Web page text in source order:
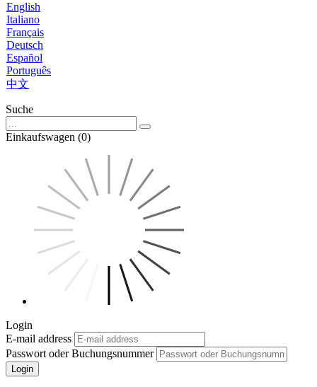
English
Italiano
Français
Deutsch
Español
Português
中文
Suche
Einkaufswagen (0)
Login
E-mail address
Passwort oder Buchungsnummer
Login